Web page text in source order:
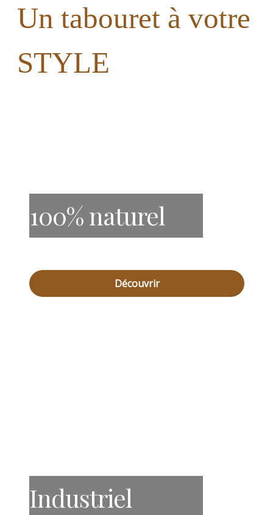
Un tabouret à votre
STYLE
100% naturel
Découvrir
Industriel